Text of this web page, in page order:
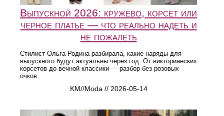
Выпускной 2026: кружево, корсет или
черное платье — что реально надеть и
не пожалеть
Стилист Ольга Родина разбирала, какие наряды для
выпускного будут актуальны через год. От викторианских
корсетов до вечной классики — разбор без розовых
очков.
KM//Moda // 2026-05-14